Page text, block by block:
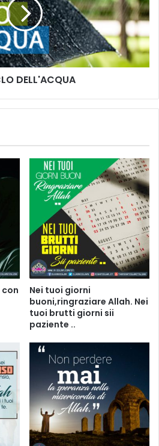
DELL'ACQUA
Nei tuoi giorni
buoni,ringraziare Allah. Nei
tuoi brutti giorni sii
paziente ..